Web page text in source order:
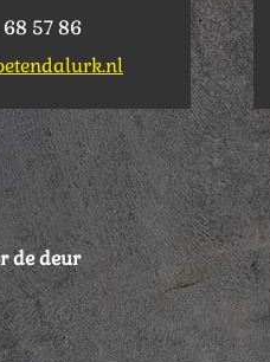
57 86
de deur